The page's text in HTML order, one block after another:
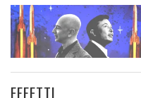
EFFETTI